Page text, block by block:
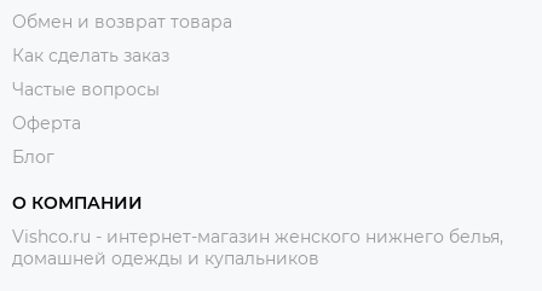
Обмен и возврат товара
Как сделать заказ
Частые вопросы
Оферта
Блог
О КОМПАНИИ
Vishco.ru - интернет-магазин женского нижнего белья,
домашней одежды и купальников